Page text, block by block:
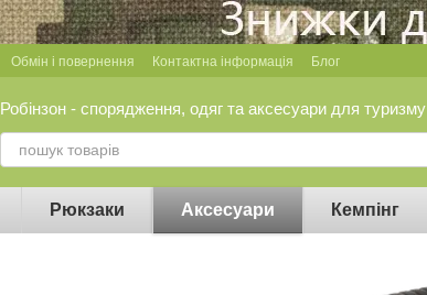
Обмін і повернення Контактна інформація Блог
Робінзон - спорядження, одяг та аксесуари для туризму
Рюкзаки Аксесуари Кемпінг